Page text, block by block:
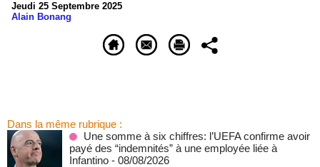
Jeudi 25 Septembre 2025
Alain Bonang
Dans la même rubrique :
Une somme à six chiffres: l’UEFA confirme avoir
payé des “indemnités” à une employée liée à
Infantino - 08/08/2026